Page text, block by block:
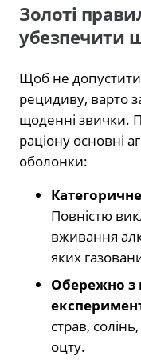
Золоті
убезпечити
Щоб не допустити
рецидиву, варто
щоденні звички.
раціону основні
оболонки:
Повністю
вживання
яких
Обережно з
страв,
оцту.